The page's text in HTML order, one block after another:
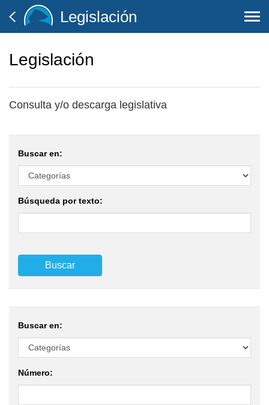
Legislación
Legislación
Consulta y/o descarga legislativa
Buscar en:
Búsqueda por texto:
Buscar en:
Número: